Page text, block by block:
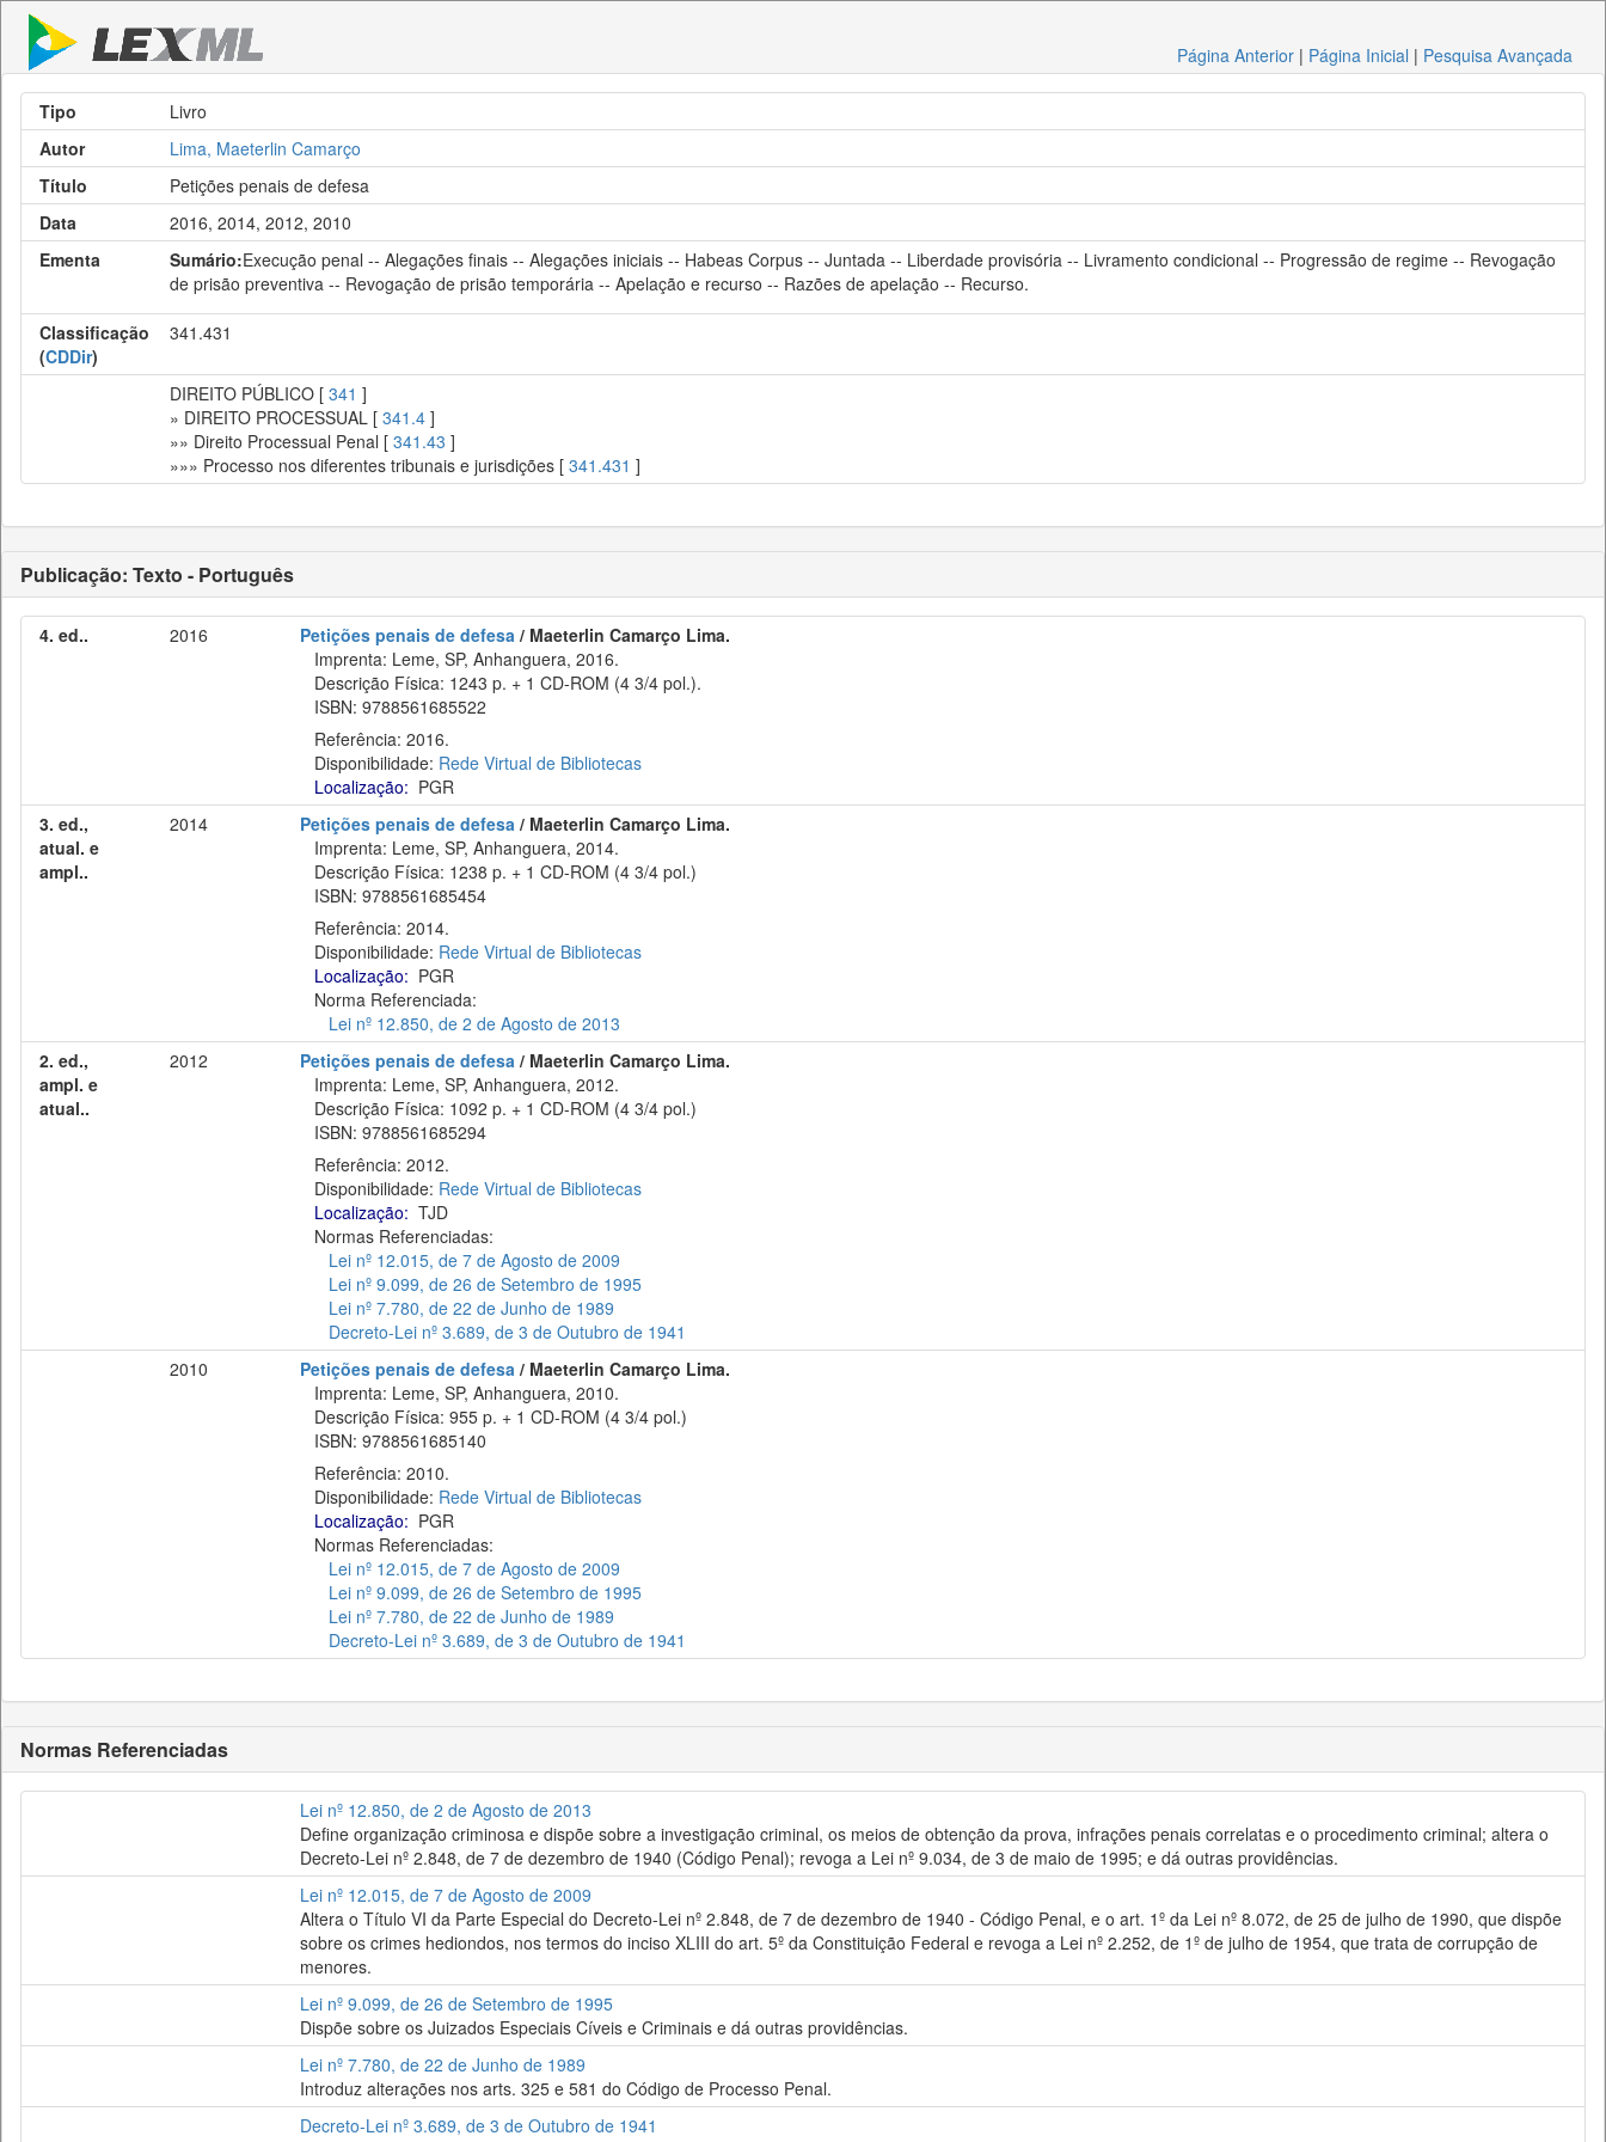
Página Anterior | Página Inicial | Pesquisa Avançada
Tipo
Livro
Autor
Lima, Maeterlin Camarço
Título
Petições penais de defesa
Data
2016, 2014, 2012, 2010
Ementa
Sumário:Execução penal -- Alegações finais -- Alegações iniciais -- Habeas Corpus -- Juntada -- Liberdade provisória -- Livramento condicional -- Progressão de regime -- Revogação
de prisão preventiva -- Revogação de prisão temporária -- Apelação e recurso -- Razões de apelação -- Recurso.
Classificação
(CDDir)
341.431
DIREITO PÚBLICO [ 341 ]
» DIREITO PROCESSUAL [ 341.4 ]
»» Direito Processual Penal [ 341.43 ]
»»» Processo nos diferentes tribunais e jurisdições [ 341.431 ]
Publicação: Texto - Português
4. ed.. 2016 Petições penais de defesa / Maeterlin Camarço Lima.
Imprenta: Leme, SP, Anhanguera, 2016.
Descrição Física: 1243 p. + 1 CD-ROM (4 3/4 pol.).
ISBN: 9788561685522
Referência: 2016.
Disponibilidade: Rede Virtual de Bibliotecas
Localização: PGR
3. ed.,
atual. e
ampl..
2014 Petições penais de defesa / Maeterlin Camarço Lima.
Imprenta: Leme, SP, Anhanguera, 2014.
Descrição Física: 1238 p. + 1 CD-ROM (4 3/4 pol.)
ISBN: 9788561685454
Referência: 2014.
Disponibilidade: Rede Virtual de Bibliotecas
Localização: PGR
Norma Referenciada:
Lei nº 12.850, de 2 de Agosto de 2013
2. ed.,
ampl. e
atual..
2012 Petições penais de defesa / Maeterlin Camarço Lima.
Imprenta: Leme, SP, Anhanguera, 2012.
Descrição Física: 1092 p. + 1 CD-ROM (4 3/4 pol.)
ISBN: 9788561685294
Referência: 2012.
Disponibilidade: Rede Virtual de Bibliotecas
Localização: TJD
Normas Referenciadas:
Lei nº 12.015, de 7 de Agosto de 2009
Lei nº 9.099, de 26 de Setembro de 1995
Lei nº 7.780, de 22 de Junho de 1989
Decreto-Lei nº 3.689, de 3 de Outubro de 1941
2010
Petições penais de defesa / Maeterlin Camarço Lima.
Imprenta: Leme, SP, Anhanguera, 2010.
Descrição Física: 955 p. + 1 CD-ROM (4 3/4 pol.)
ISBN: 9788561685140
Referência: 2010.
Disponibilidade: Rede Virtual de Bibliotecas
Localização: PGR
Normas Referenciadas:
Lei nº 12.015, de 7 de Agosto de 2009
Lei nº 9.099, de 26 de Setembro de 1995
Lei nº 7.780, de 22 de Junho de 1989
Decreto-Lei nº 3.689, de 3 de Outubro de 1941
Normas Referenciadas
Lei nº 12.850, de 2 de Agosto de 2013
Define organização criminosa e dispõe sobre a investigação criminal, os meios de obtenção da prova, infrações penais correlatas e o procedimento criminal; altera o
Decreto-Lei nº 2.848, de 7 de dezembro de 1940 (Código Penal); revoga a Lei nº 9.034, de 3 de maio de 1995; e dá outras providências.
Lei nº 12.015, de 7 de Agosto de 2009
Altera o Título VI da Parte Especial do Decreto-Lei nº 2.848, de 7 de dezembro de 1940 - Código Penal, e o art. 1º da Lei nº 8.072, de 25 de julho de 1990, que dispõe
sobre os crimes hediondos, nos termos do inciso XLIII do art. 5º da Constituição Federal e revoga a Lei nº 2.252, de 1º de julho de 1954, que trata de corrupção de
menores.
Lei nº 9.099, de 26 de Setembro de 1995
Dispõe sobre os Juizados Especiais Cíveis e Criminais e dá outras providências.
Lei nº 7.780, de 22 de Junho de 1989
Introduz alterações nos arts. 325 e 581 do Código de Processo Penal.
Decreto-Lei nº 3.689, de 3 de Outubro de 1941